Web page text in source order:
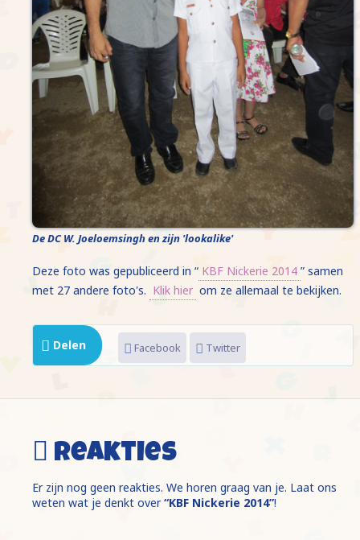
De DC W. Joeloemsingh en zijn 'lookalike'
Deze foto was gepubliceerd in “ KBF Nickerie 2014 ” samen
met 27 andere foto's. Klik hier om ze allemaal te bekijken.
Delen Facebook Twitter
Reakties
Er zijn nog geen reakties. We horen graag van je. Laat ons
weten wat je denkt over“KBF Nickerie 2014”!